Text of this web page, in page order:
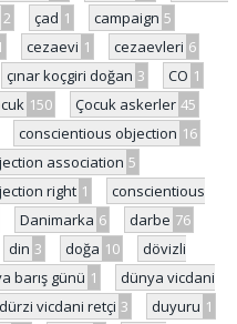
2 çad 1 campaign 5
cezaevi 1 cezaevleri 6
çınar koçgiri doğan 3 CO 1
150 Çocuk askerler 45
conscientious objection 16
association 5
right 1
conscientious
Danimarka 6 darbe 76
din 3 doğa 10
dövizli
barış günü 1
dünya vicdani
dürzi vicdani retçi 3 duyuru 1